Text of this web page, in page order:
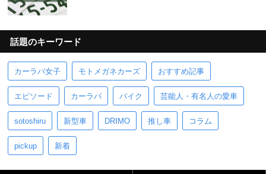
話題のキーワード
カーラバ女子 モトメガネカーズ おすすめ記事
エピソード カーラバ バイク 芸能人・有名人の愛車
sotoshiru 新型車 DRIMO 推し車 コラム
pickup 新着